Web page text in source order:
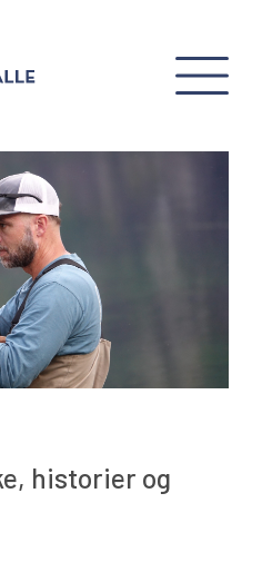
historier og